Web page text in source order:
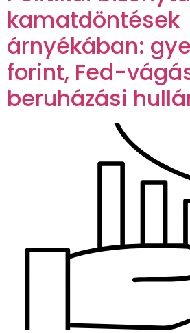
kamatdöntések
árnyékában:
forint, Fed-
beruházási